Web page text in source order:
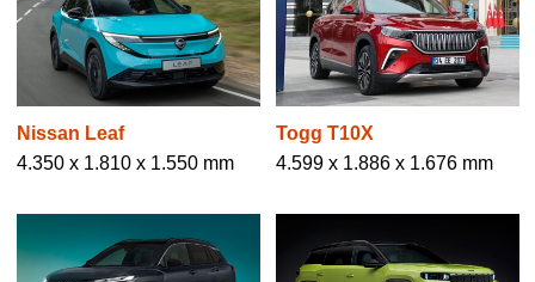
Nissan Leaf
4.350 x 1.810 x 1.550 mm
Togg T10X
4.599 x 1.886 x 1.676 mm